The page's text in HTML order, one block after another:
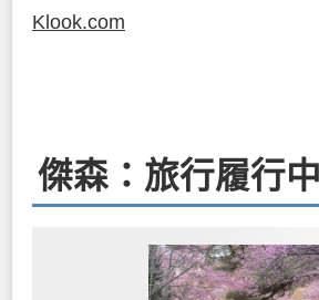
Klook.com
傑森：旅行履行中